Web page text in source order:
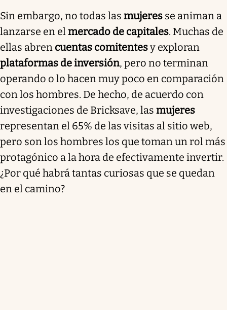
Sin embargo, no todas las mujeres se animan a
lanzarse en elmercado de capitales. Muchas de
ellas abren cuentas comitentesy exploran
plataformas de inversión, pero no terminan
operando o lo hacen muy poco en comparación
con los hombres. De hecho, de acuerdo con
investigaciones de Bricksave, las mujeres
representan el 65% de las visitas al sitio web,
pero son los hombres los que toman un rol más
protagónico a la hora de efectivamente invertir.
¿Por qué habrá tantas curiosas que se quedan
en el camino?